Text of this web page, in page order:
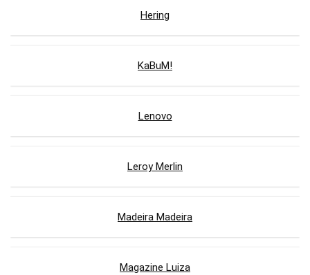
Hering
KaBuM!
Lenovo
Leroy Merlin
Madeira Madeira
Magazine Luiza